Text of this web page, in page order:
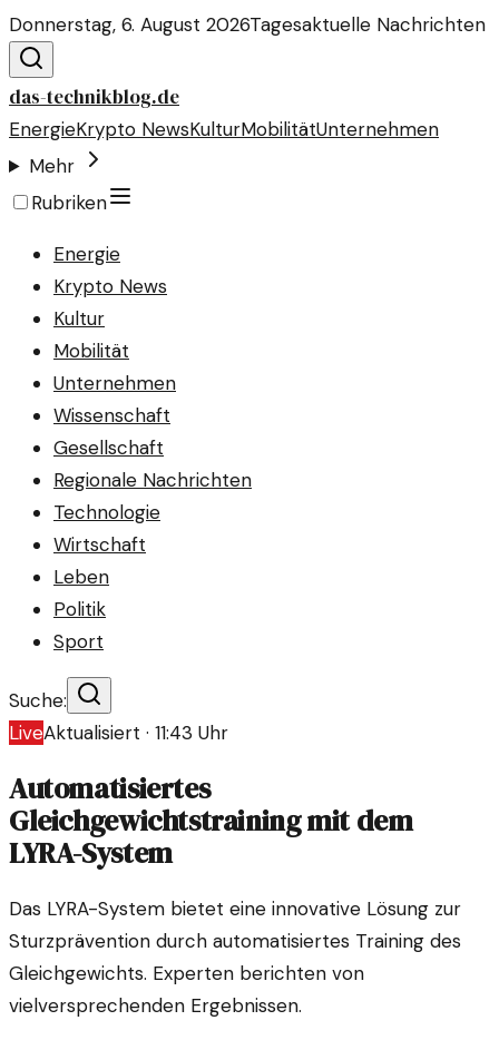
Donnerstag, 6. August 2026Tagesaktuelle Nachrichten
das-technikblog.de
EnergieKrypto NewsKulturMobilitätUnternehmen
Mehr
Rubriken
Energie
Krypto News
Kultur
Mobilität
Unternehmen
Wissenschaft
Gesellschaft
Regionale Nachrichten
Technologie
Wirtschaft
Leben
Politik
Sport
Suche:
LiveAktualisiert · 11:43 Uhr
Automatisiertes
Gleichgewichtstraining mit dem
LYRA-System
Das LYRA-System bietet eine innovative Lösung zur
Sturzprävention durch automatisiertes Training des
Gleichgewichts. Experten berichten von
vielversprechenden Ergebnissen.